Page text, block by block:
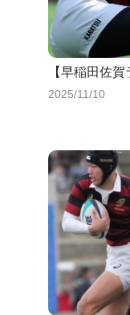
【早稲田佐
2025/11/10